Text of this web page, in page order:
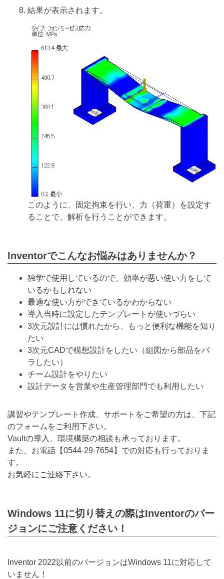
結果が表示されます。
このように、固定拘束を行い、力（荷重）を設定す
ることで、解析を行うことができます。
Inventorでこんなお悩みはありませんか？
独学で使用しているので、効率が悪い使い方をして
いるかもしれない
最適な使い方ができているかわからない
導入当時に設定したテンプレートが使いづらい
3次元設計には慣れたから、もっと便利な機能を知り
たい
3次元CADで構想設計をしたい（組図から部品をバ
ラしたい）
チーム設計をやりたい
設計データを営業や生産管理部門でも利用したい
講習やテンプレート作成、サポートをご希望の方は、下記
のフォームをご利用下さい。
Vaultの導入、環境構築の相談も承っております。
また、お電話【0544-29-7654】での対応も行っておりま
す。
お気軽にご連絡下さい。
Windows 11に切り替えの際はInventorのバー
ジョンにご注意ください！
Inventor 2022以前のバージョンはWindows 11に対応して
いません！